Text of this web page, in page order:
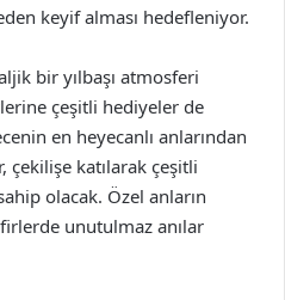
keyif alması hedefleniyor.
bir yılbaşı atmosferi
çeşitli hediyeler de
en heyecanlı anlarından
çekilişe katılarak çeşitli
olacak. Özel anların
unutulmaz anılar